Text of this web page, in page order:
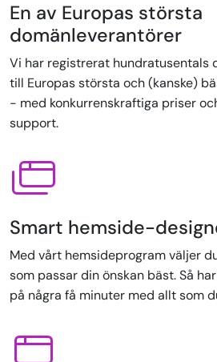
En av Europas största
domänleverantörer
Vi har registrerat hundratusentals
till Europas största och (kanske)
- med konkurrenskraftiga priser
support.
Smart hemside-
Med vårt hemsideprogram väljer
som passar din önskan bäst. Så
på några få minuter med allt som